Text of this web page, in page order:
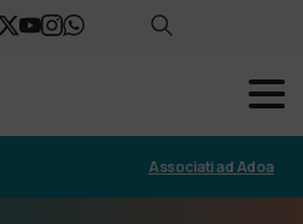
Associati ad Adoa